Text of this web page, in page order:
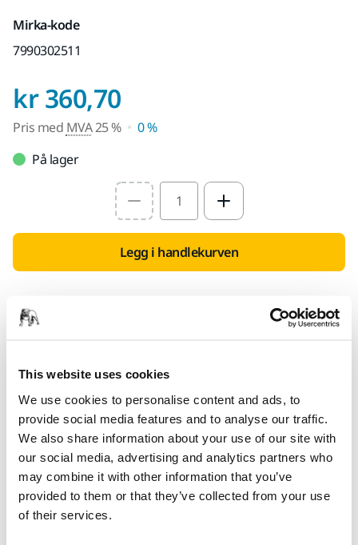
This website uses cookies
We use cookies to personalise content and ads, to
provide social media features and to analyse our traffic.
We also share information about your use of our site with
our social media, advertising and analytics partners who
may combine it with other information that you’ve
provided to them or that they’ve collected from your use
of their services.
Mirka-kode
7990302511
kr 360,70Pris med MVA 25 %
Pris med MVA25 %
0 %
På lager
Select quantity value
Legg i handlekurven
Leveranse innen Norge
Fri frakt over kr.699.- inkl. moms
Sikker betaling med kort
Spore pakken